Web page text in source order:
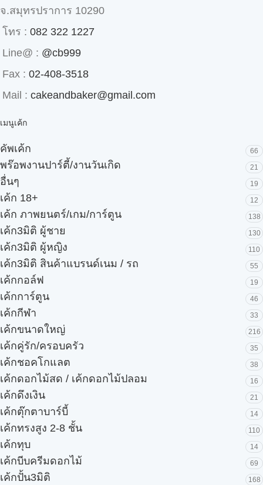
จ.สมุทรปราการ 10290
โทร : 082 322 1227
Line@ : @cb999
Fax : 02-408-3518
Mail : cakeandbaker@gmail.com
เมนูเค้ก
คัพเค้ก 66
พร๊อพงานปาร์ตี้/งานวันเกิด 21
อื่นๆ 19
เค้ก 18+ 12
เค้ก ภาพยนตร์/เกม/การ์ตูน 138
เค้ก3มิติ ผู้ชาย 130
เค้ก3มิติ ผู้หญิง 110
เค้ก3มิติ สินค้าแบรนด์เนม / รถ 55
เค้กกอล์ฟ 19
เค้กการ์ตูน 46
เค้กกีฬา 33
เค้กขนาดใหญ่ 216
เค้กคู่รัก/ครอบครัว 35
เค้กชอคโกแลต 38
เค้กดอกไม้สด / เค้กดอกไม้ปลอม 16
เค้กดึงเงิน 21
เค้กตุ๊กตาบาร์บี้ 14
เค้กทรงสูง 2-8 ชั้น 110
เค้กทุบ 14
เค้กบีบครีมดอกไม้ 69
เค้กปั้น3มิติ 168